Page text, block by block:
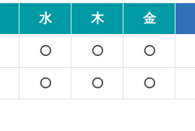
水 木 金
○ ○ ○
○ ○ ○